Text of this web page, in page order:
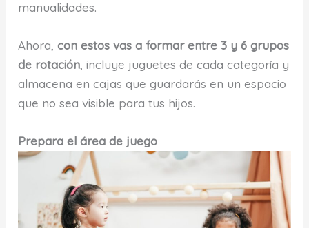
manualidades.
Ahora,con estos vas a formar entre 3 y 6 grupos
de rotación , incluye juguetes de cada categoría y
almacena en cajas que guardarás en un espacio
que no sea visible para tus hijos.
Prepara el área de juego